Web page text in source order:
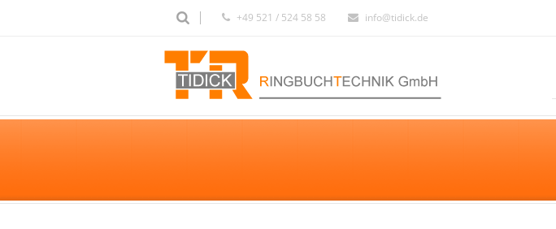
+49 521 / 524 58 58 info@tidick.de